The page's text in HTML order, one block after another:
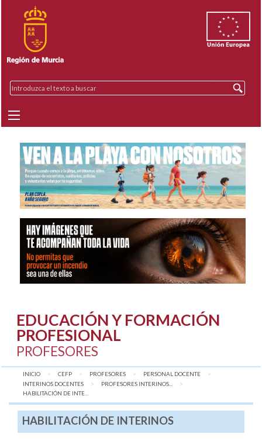
EDUCACIÓN Y FORMACIÓN
PROFESIONAL
PROFESORES
INICIO CEFP PROFESORES
PERSONAL DOCENTE
INTERINOS DOCENTES
PROFESORES INTERINOS...
AQUÍ:
HABILITACIÓN DE INTE...
HABILITACIÓN DE INTERINOS